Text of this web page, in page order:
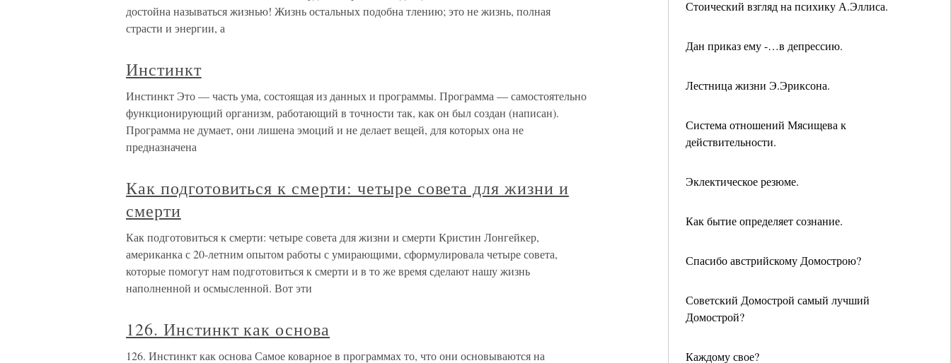
Стоический взгляд на психику А.Эллиса.
Дан приказ ему -…в депрессию.
Лестница жизни Э.Эриксона.
Система отношений Мясищева к
действительности.
Эклектическое резюме.
Как бытие определяет сознание.
Спасибо австрийскому Домострою?
Советский Домострой самый лучший
Домострой?
Каждому свое?
достойна называться жизнью! Жизнь остальных подобна тлению; это не жизнь, полная
страсти и энергии, а
Инстинкт
Инстинкт Это — часть ума, состоящая из данных и программы. Программа — самостоятельно
функционирующий организм, работающий в точности так, как он был создан (написан).
Программа не думает, они лишена эмоций и не делает вещей, для которых она не
предназначена
Как подготовиться к смерти: четыре совета для жизни и
смерти
Как подготовиться к смерти: четыре совета для жизни и смерти Кристин Лонгейкер,
американка с 20-летним опытом работы с умирающими, сформулировала четыре совета,
которые помогут нам подготовиться к смерти и в то же время сделают нашу жизнь
наполненной и осмысленной. Вот эти
126. Инстинкт как основа
126. Инстинкт как основа Самое коварное в программах то, что они основываются на